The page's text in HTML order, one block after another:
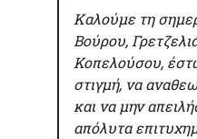
Καλούμε τη
Βούρου,
Κοπελούσου,
στιγμή, να
και να μην
απόλυτα